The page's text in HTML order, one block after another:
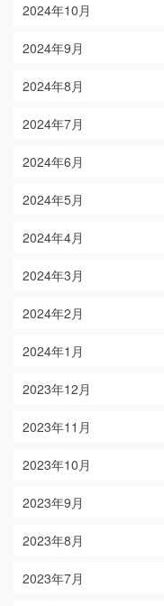
2024年10月
2024年9月
2024年8月
2024年7月
2024年6月
2024年5月
2024年4月
2024年3月
2024年2月
2024年1月
2023年12月
2023年11月
2023年10月
2023年9月
2023年8月
2023年7月